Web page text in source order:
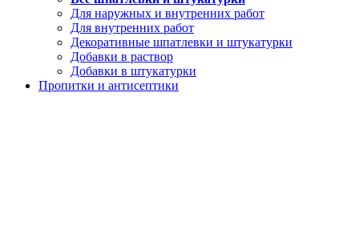
Для наружных и внутренних работ
Для внутренних работ
Декоративные шпатлевки и штукатурки
Добавки в раствор
Добавки в штукатурки
Пропитки и антисептики